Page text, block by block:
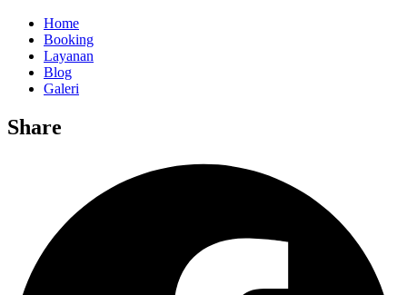
Home
Booking
Layanan
Blog
Galeri
Share